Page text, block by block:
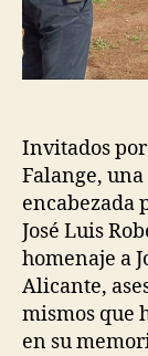
Invitados
Falange,
encabezada
José Luis
homenaje a
Alicante,
mismos que
en su